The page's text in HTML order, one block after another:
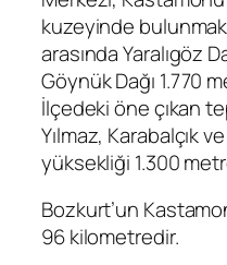
kuzeyinde
arasında Yaralıgöz
Göynük Dağı 1.770
İlçedeki öne çıkan
Yılmaz, Karabalçık
yüksekliği 1.300
Bozkurt’un
96 kilometredir.